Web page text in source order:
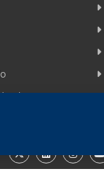
ciclista